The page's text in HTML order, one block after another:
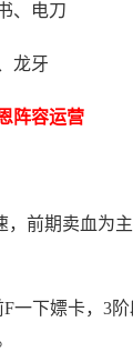
、电刀
龙牙
阵容运营
，前期卖血为
一下嫖卡，3